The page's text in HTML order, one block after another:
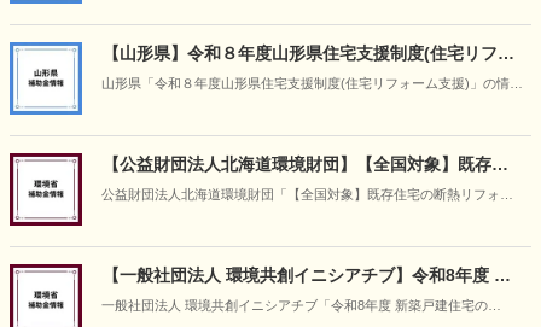
【山形県】令和８年度山形県住宅支援制度(住宅リフォ
ーム支援)
山形県「令和８年度山形県住宅支援制度(住宅リフォーム支援)」の情報
【公益財団法人北海道環境財団】【全国対象】既存住
宅の断熱リフォーム支援事業
公益財団法人北海道環境財団「【全国対象】既存住宅の断熱リフォー
【一般社団法人 環境共創イニシアチブ】令和8年度 新
築戸建住宅のZEH・ ZEH＋化等支援事業
一般社団法人 環境共創イニシアチブ「令和8年度 新築戸建住宅の